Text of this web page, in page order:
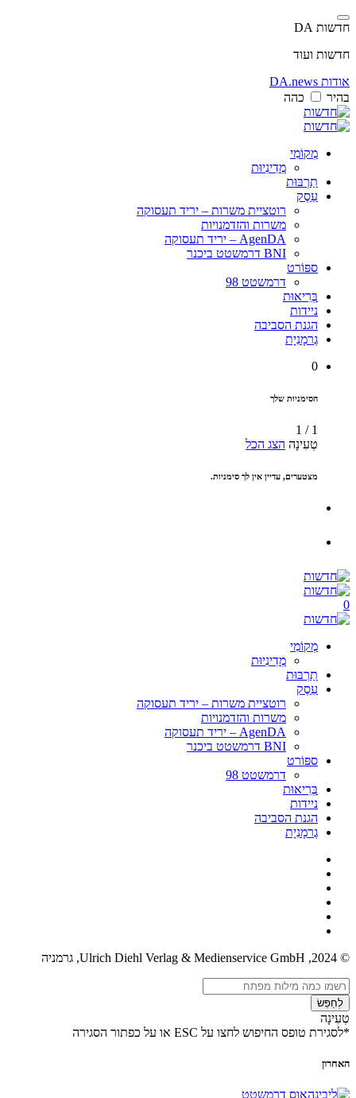
חדשות DA
חדשות ועוד
אודות DA.news
בהיר
כהה
מְקוֹמִי
מְדִינִיוּת
תַרְבּוּת
עֵסֶק
רוטציית משרות – יריד תעסוקה
משרות והזדמנויות
AgenDA – יריד תעסוקה
BNI דרמשטט ביכנר
ספּוֹרט
דרמשטט 98
בְּרִיאוּת
ניידות
הגנת הסביבה
גֶרמָנִיָת
0
הסימניות שלך
1
/
1
טְעִינָה הצג הכל
מצטערים, עדיין אין לך סימניות.
0
מְקוֹמִי
מְדִינִיוּת
תַרְבּוּת
עֵסֶק
רוטציית משרות – יריד תעסוקה
משרות והזדמנויות
AgenDA – יריד תעסוקה
BNI דרמשטט ביכנר
ספּוֹרט
דרמשטט 98
בְּרִיאוּת
ניידות
הגנת הסביבה
גֶרמָנִיָת
© 2024, Ulrich Diehl Verlag & Medienservice GmbH, גרמניה
לְחַפֵּשׂ
טְעִינָה
*לסגירת טופס החיפוש לחצו על ESC או על כפתור הסגירה
האחרון